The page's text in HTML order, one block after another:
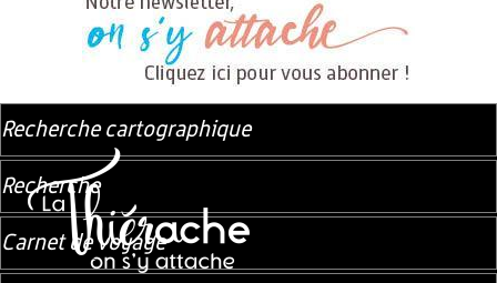
Recherche cartographique
Recherche
Carnet de voyage